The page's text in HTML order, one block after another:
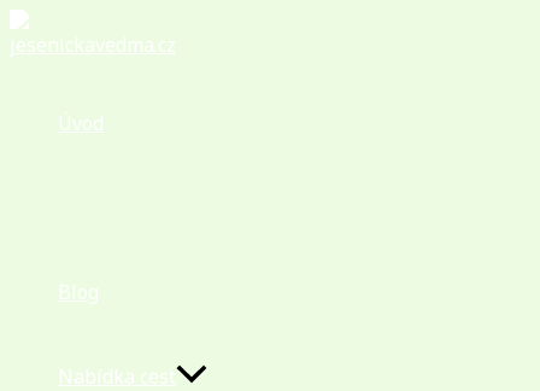
Přeskočit
na
Úvod
Blog
Nabídka cest